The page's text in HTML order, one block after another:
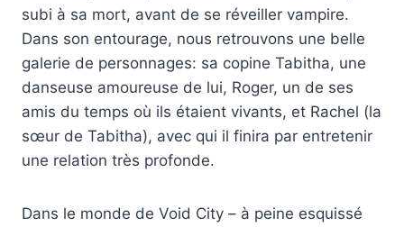
subi à sa mort, avant de se réveiller vampire.
Dans son entourage, nous retrouvons une belle
galerie de personnages: sa copine Tabitha, une
danseuse amoureuse de lui, Roger, un de ses
amis du temps où ils étaient vivants, et Rachel (la
sœur de Tabitha), avec qui il finira par entretenir
une relation très profonde.
Dans le monde de Void City – à peine esquissé